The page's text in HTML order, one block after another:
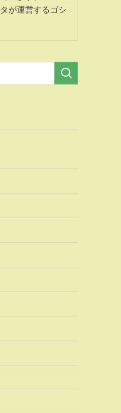
が運営するゴシ